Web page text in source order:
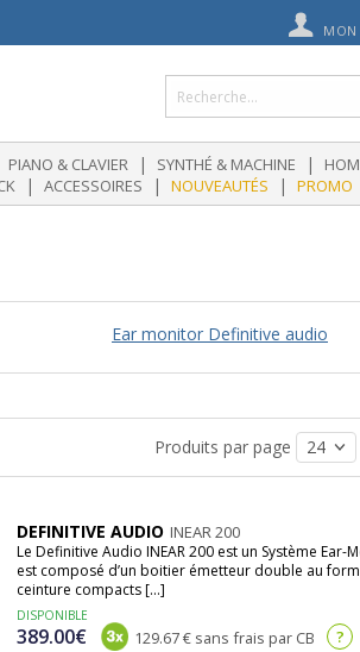
MON
PIANO & CLAVIER | SYNTHÉ & MACHINE |
| ACCESSOIRES | NOUVEAUTÉS | PROMO
Ear monitor Definitive audio
Produits par page
DEFINITIVE AUDIO INEAR 200
Le Definitive Audio INEAR 200 est un Système Ear-
est composé d’un boitier émetteur double au
ceinture compacts [...]
DISPONIBLE
389.00€ 129.67 € sans frais par CB ?